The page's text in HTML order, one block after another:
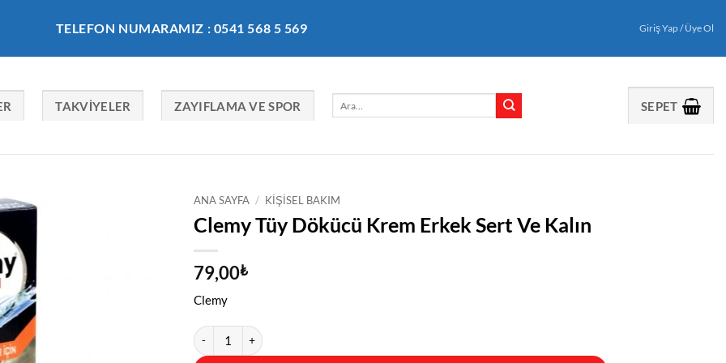
TELEFON NUMARAMIZ : 0541 568 5 569 Giriş Yap / Üye Ol
TAKVIYELER ZAYIFLAMA VE SPOR SEPET
ANA SAYFA / KIŞISEL BAKIM
Clemy Tüy Dökücü Krem Erkek Sert Ve Kalın
79,00₺
Clemy
Clemy Tüy Dökücü Krem Erkek Sert Ve Kalın adet